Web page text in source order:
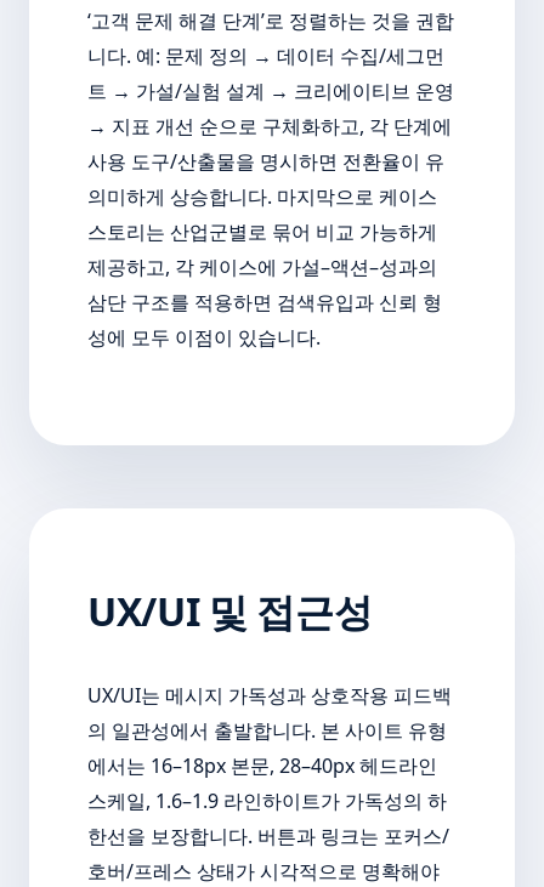
‘고객 문제 해결 단계’로 정렬하는 것을 권합
니다. 예: 문제 정의 → 데이터 수집/세그먼
트 → 가설/실험 설계 → 크리에이티브 운영
→ 지표 개선 순으로 구체화하고, 각 단계에
사용 도구/산출물을 명시하면 전환율이 유
의미하게 상승합니다. 마지막으로 케이스
스토리는 산업군별로 묶어 비교 가능하게
제공하고, 각 케이스에 가설–액션–성과의
삼단 구조를 적용하면 검색유입과 신뢰 형
성에 모두 이점이 있습니다.
UX/UI 및 접근성
UX/UI는 메시지 가독성과 상호작용 피드백
의 일관성에서 출발합니다. 본 사이트 유형
에서는 16–18px 본문, 28–40px 헤드라인
스케일, 1.6–1.9 라인하이트가 가독성의 하
한선을 보장합니다. 버튼과 링크는 포커스/
호버/프레스 상태가 시각적으로 명확해야